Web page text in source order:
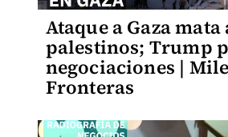
Ataque a Gaza
palestinos; Trump
negociaciones |
Fronteras